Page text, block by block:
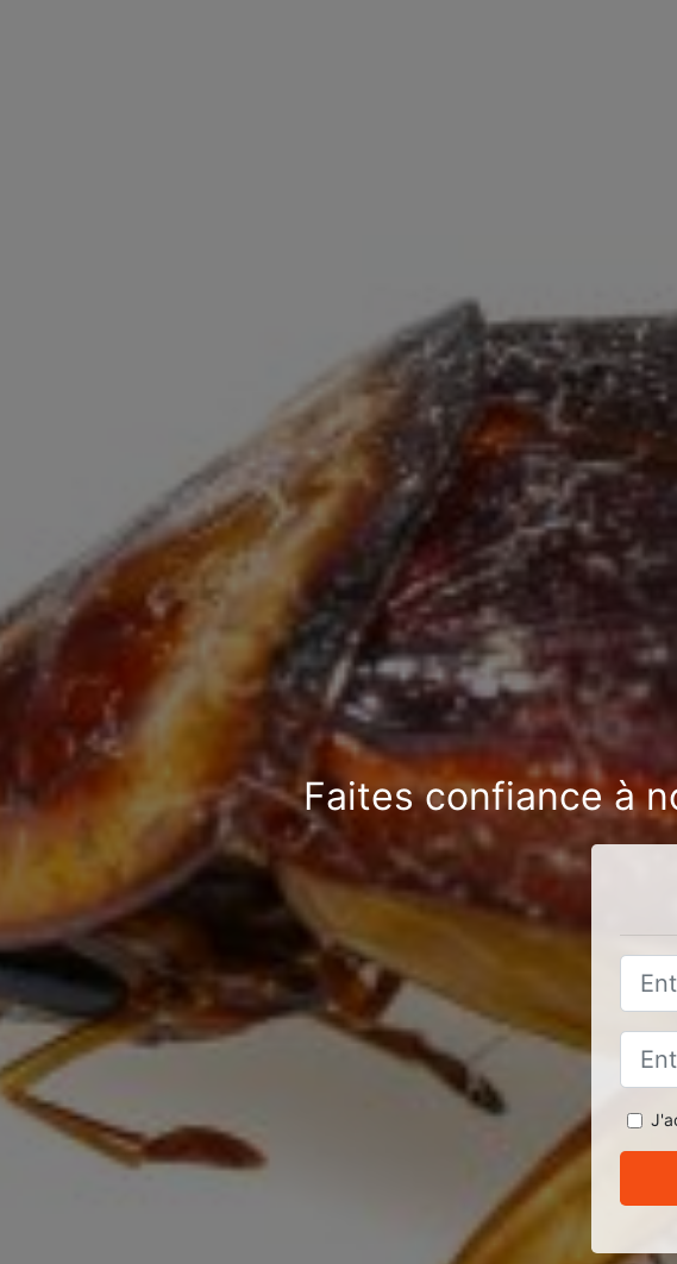
Faites confiance à